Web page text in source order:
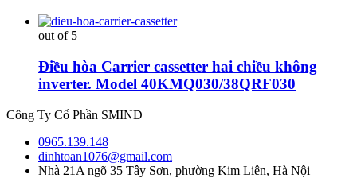
out of 5
Điều hòa Carrier cassetter hai chiều không
inverter. Model 40KMQ030/38QRF030
Công Ty Cổ Phần SMIND
0965.139.148
dinhtoan1076@gmail.com
Nhà 21A ngõ 35 Tây Sơn, phường Kim Liên, Hà Nội